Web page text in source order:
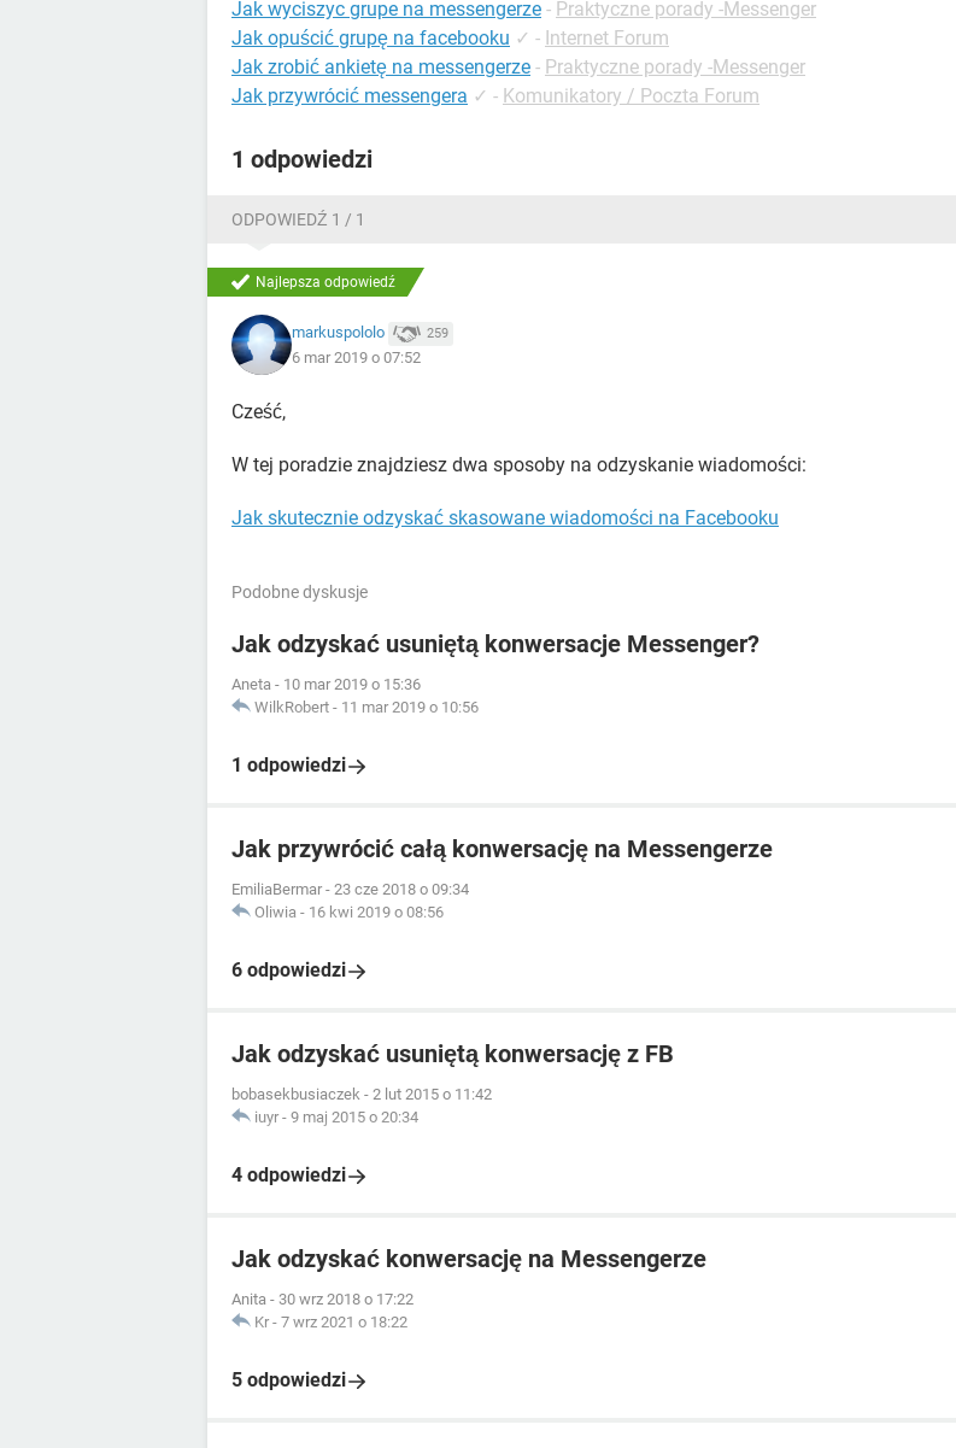
Jak wyciszyc grupe na messengerze - Praktyczne porady -Messenger
Jak opuścić grupę na facebooku ✓ - Internet Forum
Jak zrobić ankietę na messengerze - Praktyczne porady -Messenger
Jak przywrócić messengera ✓ - Komunikatory / Poczta Forum
1 odpowiedzi
ODPOWIEDŹ 1 / 1
Najlepsza odpowiedź
markuspololo 259
6 mar 2019 o 07:52
Cześć,
W tej poradzie znajdziesz dwa sposoby na odzyskanie wiadomości:
Jak skutecznie odzyskać skasowane wiadomości na Facebooku
Podobne dyskusje
Jak odzyskać usuniętą konwersacje Messenger?
Aneta - 10 mar 2019 o 15:36
WilkRobert - 11 mar 2019 o 10:56
1 odpowiedzi
Jak przywrócić całą konwersację na Messengerze
EmiliaBermar - 23 cze 2018 o 09:34
Oliwia - 16 kwi 2019 o 08:56
6 odpowiedzi
Jak odzyskać usuniętą konwersację z FB
bobasekbusiaczek - 2 lut 2015 o 11:42
iuyr - 9 maj 2015 o 20:34
4 odpowiedzi
Jak odzyskać konwersację na Messengerze
Anita - 30 wrz 2018 o 17:22
Kr - 7 wrz 2021 o 18:22
5 odpowiedzi